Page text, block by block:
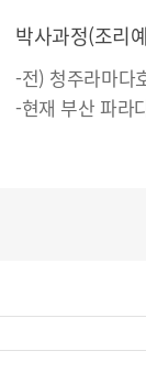
박사과정(조리
-전) 청주라마다
-현재 부산 파라